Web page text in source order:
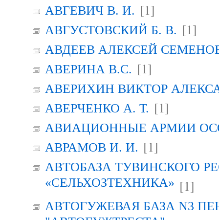
АВГЕВИЧ В. И. [1]
АВГУСТОВСКИЙ Б. В. [1]
АВДЕЕВ АЛЕКСЕЙ
АВЕРИНА B.C. [1]
АВЕРИХИН ВИКТОР
АВЕРЧЕНКО А. Т. [1]
АВИАЦИОННЫЕ АРМИИ
АВРАМОВ И. И. [1]
АВТОБАЗА ТУВИНСКОГО
«СЕЛЬХОЗТЕХНИКА» [1]
АВТОГУЖЕВАЯ БАЗА N3